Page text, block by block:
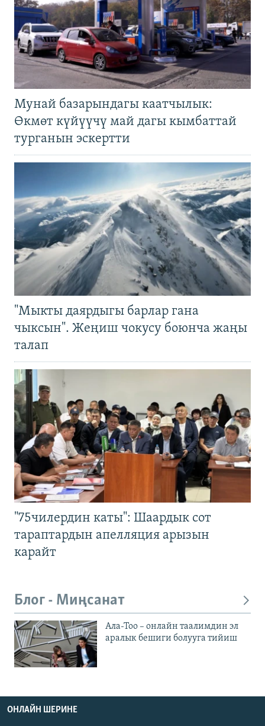
Мунай базарындагы каатчылык:
Өкмөт күйүүчү май дагы кымбаттай
турганын эскертти
"Мыкты даярдыгы барлар гана
чыксын". Жеңиш чокусу боюнча жаңы
талап
"75чилердин каты": Шаардык сот
тараптардын апелляция арызын
карайт
Блог - Миңсанат
Ала-Тоо – онлайн таалимдин эл
аралык бешиги болууга тийиш
ОНЛАЙН ШЕРИНЕ